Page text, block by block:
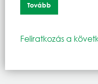
Tovább
Feliratkozás a